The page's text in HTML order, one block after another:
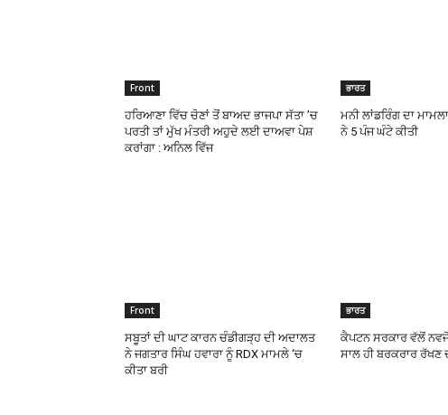
Front
ਹਰਿਆਣਾ ਵਿੱਚ ਚੋਣਾਂ ਤੋਂ ਬਾਅਦ ਭਾਜਪਾ ਸੱਤਾ ’ਚ
ਪਰਤੀ ਤਾਂ ਮੁੱਖ ਮੰਤਰੀ ਅਹੁਦੇ ਲਈ ਦਾਅਵਾ ਪੇਸ਼
ਕਰਾਂਗਾ : ਅਨਿਲ ਵਿੱਜ
ਭਾਰਤ
ਮਨੀ ਲਾਂਡਰਿੰਗ ਦਾ
ਨੇ 5 ਪੰਜ ਘੰਟੇ ਕੀਤੀ
Front
ਸਬੂਤਾਂ ਦੀ ਘਾਟ ਕਾਰਨ ਚੰਡੀਗੜ੍ਹ ਦੀ ਅਦਾਲਤ
ਨੇ ਜਗਤਾਰ ਸਿੰਘ ਹਵਾਰਾ ਨੂੰ RDX ਮਾਮਲੇ ‘ਚ
ਕੀਤਾ ਬਰੀ
ਭਾਰਤ
ਕੈਪਟਨ ਸਰਕਾਰ ਵੱਲੋਂ
ਸਾਲ ਹੀ ਬਰਕਰਾਰ ਰੱਖਣ